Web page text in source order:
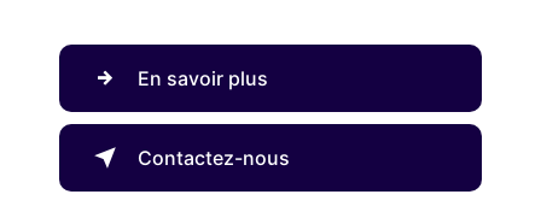
En savoir plus
Contactez-nous